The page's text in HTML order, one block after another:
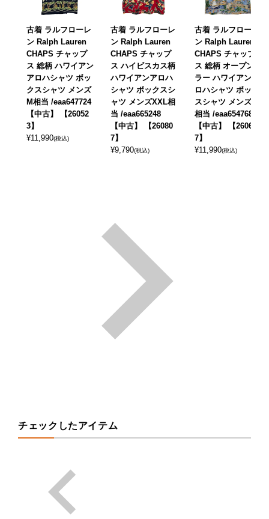
古着 ラルフローレ
ン Ralph Lauren
CHAPS チャップ
ス 総柄 ハワイアン
アロハシャツ ボッ
クスシャツ メンズ
M相当 /eaa647724
【中古】 【26052
3】
¥11,990(税込)
古着 ラルフローレ
ン Ralph Lauren
CHAPS チャップ
ス ハイビスカス柄
ハワイアンアロハ
シャツ ボックスシ
ャツ メンズXXL相
当 /eaa665248
【中古】 【26080
7】
¥9,790(税込)
古着 ラルフローレ
ン Ralph Lauren
CHAPS チャップ
ス 総柄 オープンカ
ラー ハワイアンア
ロハシャツ ボック
スシャツ メンズXL
相当 /eaa654768
【中古】 【26062
7】
¥11,990(税込)
チェックしたアイテム